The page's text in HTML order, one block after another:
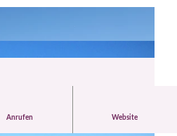
Anrufen Website